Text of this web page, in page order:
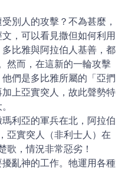
別人的攻擊？不為甚麼，
，可以看見撒但如何利用
比雅與阿拉伯人基善，都
然而，在這新的一輪攻擊
們是多比雅所屬的「亞捫
上亞實突人，故此聲勢特
利亞的軍兵在北，阿拉伯
亞實突人（非利士人）在
歌，情況非常惡劣！
亂神的工作。牠運用各種